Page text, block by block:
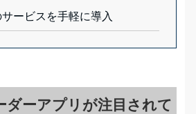
ービスを手軽に導入
ダーアプリが注目されて